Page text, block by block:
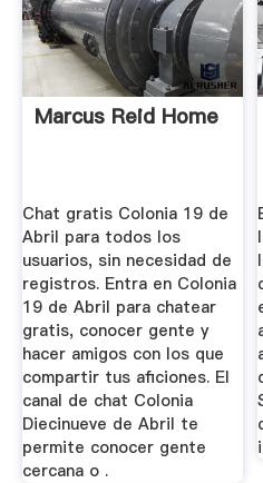
Marcus Reid Home
Chat gratis Colonia 19 de
Abril para todos los
usuarios, sin necesidad de
registros. Entra en Colonia
19 de Abril para chatear
gratis, conocer gente y
hacer amigos con los que
compartir tus aficiones. El
canal de chat Colonia
Diecinueve de Abril te
permite conocer gente
cercana o .